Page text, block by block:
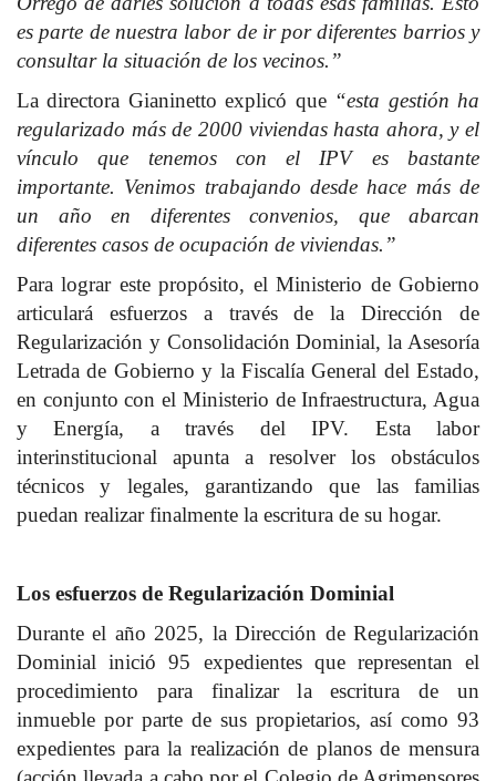
es parte de nuestra labor de ir por diferentes barrios y
consultar la situación de los vecinos.”
La directora Gianinetto explicó que “esta gestión ha
regularizado más de 2000 viviendas hasta ahora, y el
vínculo que tenemos con el IPV es bastante
importante. Venimos trabajando desde hace más de
un año en diferentes convenios, que abarcan
diferentes casos de ocupación de viviendas.”
Para lograr este propósito, el Ministerio de Gobierno
articulará esfuerzos a través de la Dirección de
Regularización y Consolidación Dominial, la Asesoría
Letrada de Gobierno y la Fiscalía General del Estado,
en conjunto con el Ministerio de Infraestructura, Agua
y Energía, a través del IPV. Esta labor
interinstitucional apunta a resolver los obstáculos
técnicos y legales, garantizando que las familias
puedan realizar finalmente la escritura de su hogar.
Los esfuerzos de Regularización Dominial
Durante el año 2025, la Dirección de Regularización
Dominial inició 95 expedientes que representan el
procedimiento para finalizar la escritura de un
inmueble por parte de sus propietarios, así como 93
expedientes para la realización de planos de mensura